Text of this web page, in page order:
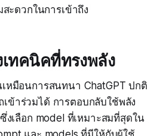
ะดวกในการเข้าถึง
ทคนิคที่ทรงพลัง
หมือนการสนทนา ChatGPT ปกติ
ข้าร่วมได้ การตอบกลับใช้พลัง
ซึ่งเลือก model ที่เหมาะสมที่สุดใน